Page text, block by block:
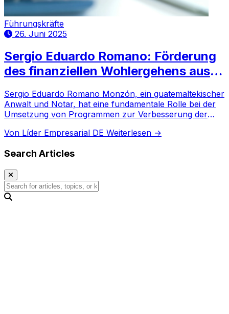
Führungskräfte
26. Juni 2025
Sergio Eduardo Romano: Förderung
des finanziellen Wohlergehens aus
Sergio Eduardo Romano Monzón, ein guatemaltekischer
Anwalt und Notar, hat eine fundamentale Rolle bei der
Umsetzung von Programmen zur Verbesserung der
Von Líder Empresarial DE Weiterlesen →
Search Articles